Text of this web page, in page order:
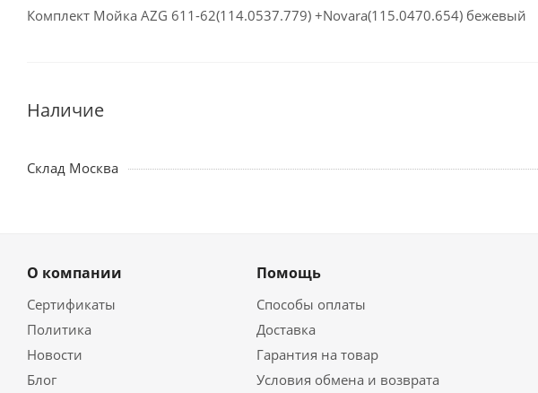
Комплект Мойка AZG 611-62(114.0537.779) +Novara(115.0470.654) бежевый
Наличие
Склад Москва
О компании
Сертификаты
Политика
Новости
Блог
Помощь
Способы оплаты
Доставка
Гарантия на товар
Условия обмена и возврата